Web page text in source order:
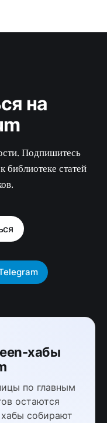
на
Подпишитесь
библиотеке статей
хабы
по главным
остаются
собирают